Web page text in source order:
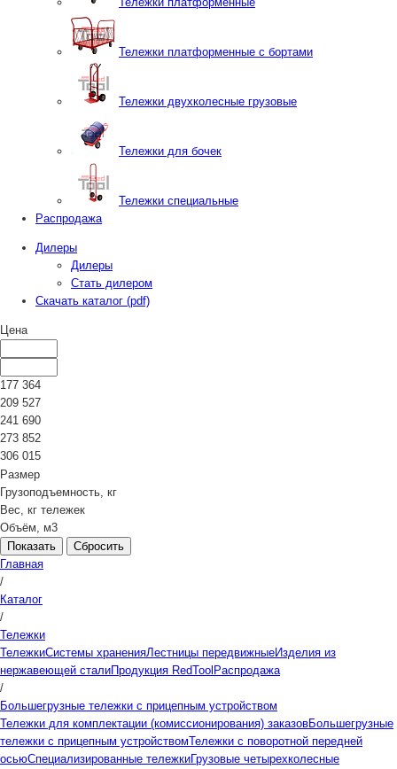
Тележки платформенные с бортами
Тележки двухколесные грузовые
Тележки для бочек
Тележки специальные
Распродажа
Дилеры
Дилеры
Стать дилером
Скачать каталог (pdf)
Цена
177 364
209 527
241 690
273 852
306 015
Размер
Грузоподъемность, кг
Вес, кг тележек
Объём, м3
Сбросить
Главная
/
Каталог
/
Тележки
ТележкиСистемы храненияЛестницы передвижныеИзделия из
нержавеющей сталиПродукция RedTool Распродажа
/
Большегрузные тележки с прицепным устройством
Тележки для комплектации (комиссионирования) заказовБольшегрузные
тележки с прицепным устройствомТележки с поворотной передней
осьюСпециализированные тележкиГрузовые четырехколесные